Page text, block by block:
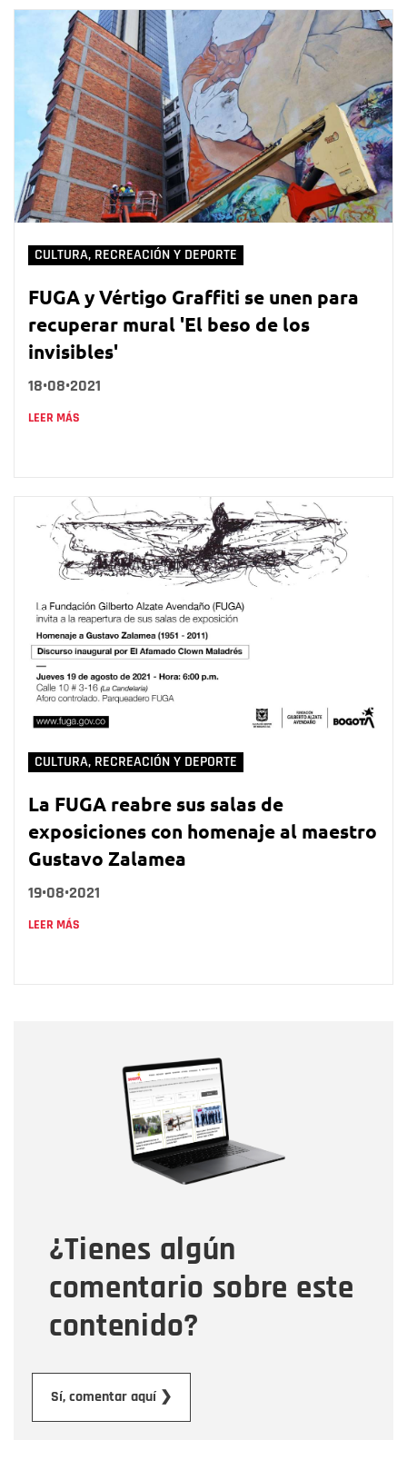
CULTURA, RECREACIÓN Y DEPORTE
FUGA y Vértigo Graffiti se unen para
recuperar mural 'El beso de los
invisibles'
18•08•2021
LEER MÁS
CULTURA, RECREACIÓN Y DEPORTE
La FUGA reabre sus salas de
exposiciones con homenaje al maestro
Gustavo Zalamea
19•08•2021
LEER MÁS
¿Tienes algún
comentario sobre este
contenido?
Sí, comentar aquí ❯
Correo electrónico
Tipo de comentario
Mensaje